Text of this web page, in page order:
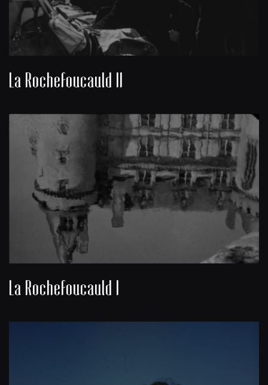
La Rochefoucauld II
La Rochefoucauld I